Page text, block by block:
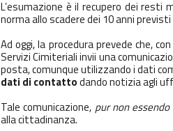
L’esumazione è il recupero dei
norma allo scadere dei 10 anni previsti
Ad oggi, la procedura prevede che,
Servizi Cimiteriali invii una
posta, comunque utilizzando i dati
dati di contattodando notizia agli
Tale comunicazione, pur non
alla cittadinanza.